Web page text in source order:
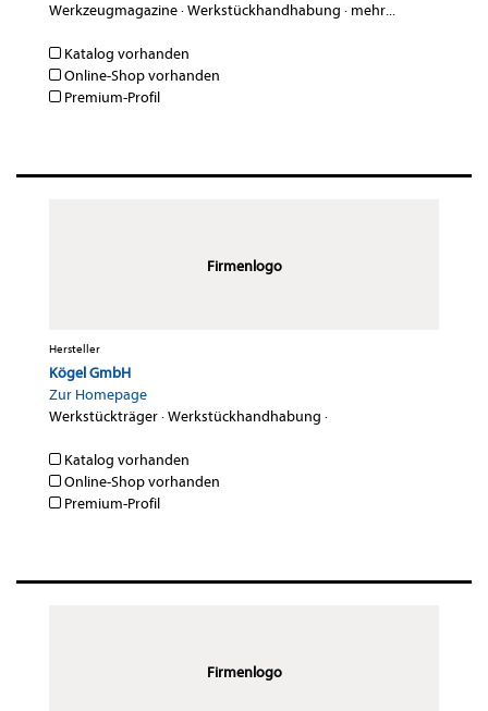
Werkzeugmagazine·Werkstückhandhabung · mehr...
Katalog vorhanden
Online-Shop vorhanden
Premium-Profil
Firmenlogo
Hersteller
Kögel GmbH
Zur Homepage
Werkstückträger·Werkstückhandhabung ·
Katalog vorhanden
Online-Shop vorhanden
Premium-Profil
Firmenlogo